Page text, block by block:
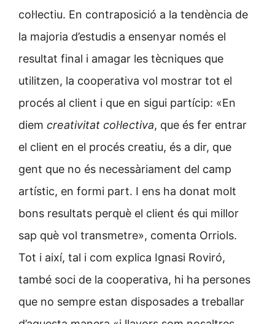
col·lectiu. En contraposició a la tendència de
la majoria d’estudis a ensenyar només el
resultat final i amagar les tècniques que
utilitzen, la cooperativa vol mostrar tot el
procés al client i que en sigui partícip: «En
diem creativitat col·lectiva, que és fer entrar
el client en el procés creatiu, és a dir, que
gent que no és necessàriament del camp
artístic, en formi part. I ens ha donat molt
bons resultats perquè el client és qui millor
sap què vol transmetre», comenta Orriols.
Tot i així, tal i com explica Ignasi Roviró,
també soci de la cooperativa, hi ha persones
que no sempre estan disposades a treballar